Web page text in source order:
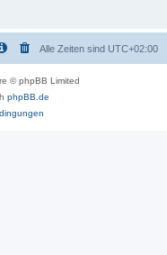
Alle Zeiten sind UTC+02:00
© phpBB Limited
phpBB.de